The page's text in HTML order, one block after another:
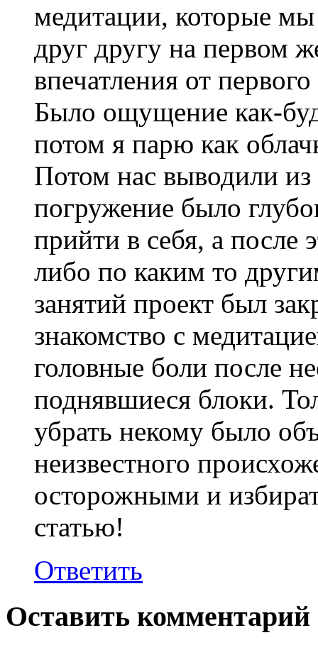
медитации, которые
друг другу на первом
впечатления от
Было ощущение как-
потом я парю как
Потом нас выводили из
погружение было
прийти в себя, а после
либо по каким то
занятий проект был
знакомство с
головные боли после
поднявшиеся блоки.
убрать некому было
неизвестного
осторожными и
статью!
Ответить
Оставить комментарий